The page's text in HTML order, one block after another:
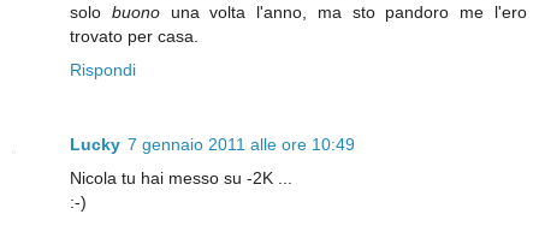
solo buonouna volta l'anno, ma sto pandoro me l'ero
trovato per casa.
Rispondi
Lucky 7 gennaio 2011 alle ore 10:49
Nicola tu hai messo su -2K ...
:-)